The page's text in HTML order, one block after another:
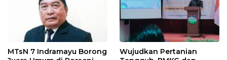
MTsN 7 Indramayu Borong
Wujudkan Pertanian